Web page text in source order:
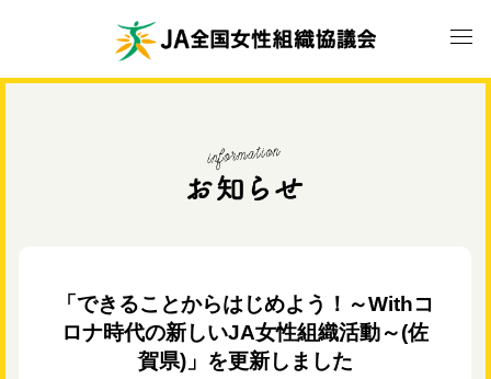
「できることからはじめよう！～Withコ
ロナ時代の新しいJA女性組織活動～(佐
賀県)」を更新しました